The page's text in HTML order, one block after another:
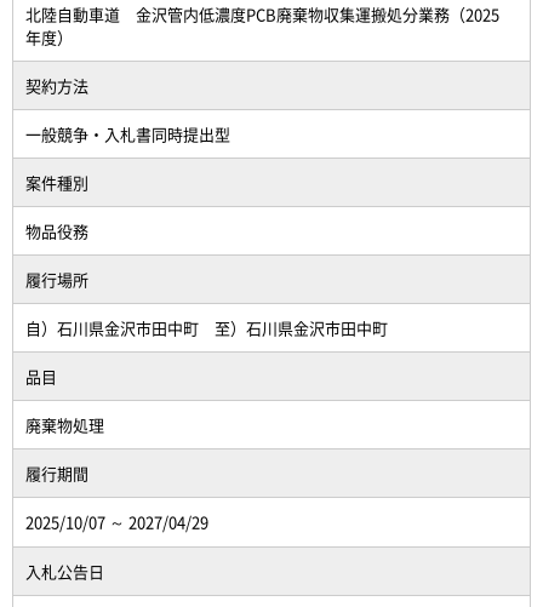
北陸自動車道 金沢管内低濃度PCB廃棄物収集運搬処分業務（2025
年度）
契約方法
一般競争・入札書同時提出型
案件種別
物品役務
履行場所
自）石川県金沢市田中町 至）石川県金沢市田中町
品目
廃棄物処理
履行期間
2025/10/07 ～ 2027/04/29
入札公告日